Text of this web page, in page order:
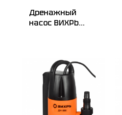
Дренажный
насос ВИХРЬ